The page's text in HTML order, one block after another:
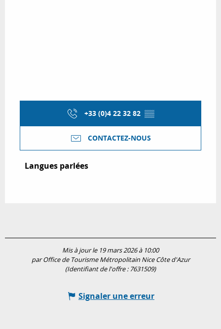
+33 (0)4 22 32 82 ▒▒
CONTACTEZ-NOUS
Langues parlées
Langues parlées
Mis à jour le 19 mars 2026 à 10:00
par Office de Tourisme Métropolitain Nice Côte d'Azur
(Identifiant de l'offre : 7631509)
Signaler une erreur